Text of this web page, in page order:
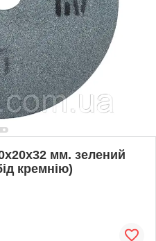
мм. зелений
кремнію)